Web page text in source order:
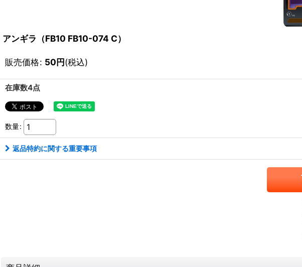
アンギラ（FB10 FB10-074 C）
販売価格: 50円(税込)
在庫数4点
数量:
返品特約に関する重要事項